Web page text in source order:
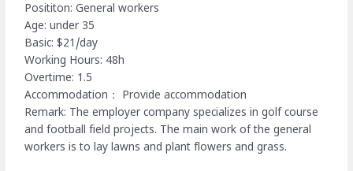
Posititon: General workers
Age: under 35
Basic: $21/day
Working Hours: 48h
Overtime: 1.5
Accommodation： Provide accommodation
Remark: The employer company specializes in golf course
and football field projects. The main work of the general
workers is to lay lawns and plant flowers and grass.